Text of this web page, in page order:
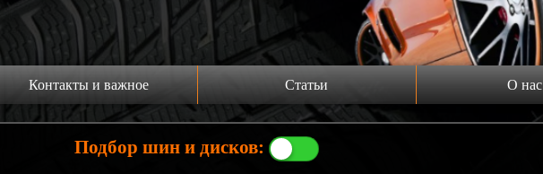
шин б/у Акция!!!
Контакты и важное
главную
Статьи
Производители шин
Статьи Лист1
О нас
Выкуп шин Б/У
Подбор шин и дисков: